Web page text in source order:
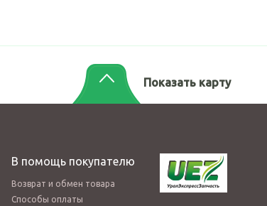
Показать карту
В помощь покупателю
Возврат и обмен товара
Способы оплаты